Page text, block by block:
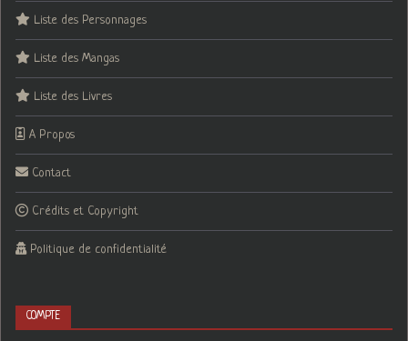
Liste des Personnages
Liste des Mangas
Liste des Livres
A Propos
Contact
Crédits et Copyright
Politique de confidentialité
COMPTE